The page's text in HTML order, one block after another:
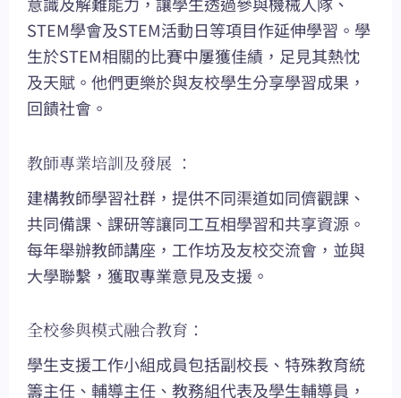
STEM學會及STEM活動日等項目作延伸學習。學
生於STEM相關的比賽中屢獲佳績，足見其熱忱
及天賦。他們更樂於與友校學生分享學習成果，
回饋社會。
教師專業培訓及發展 ：
建構教師學習社群，提供不同渠道如同儕觀課、
共同備課、課研等讓同工互相學習和共享資源。
每年舉辦教師講座，工作坊及友校交流會，並與
大學聯繫，獲取專業意見及支援。
全校參與模式融合教育：
學生支援工作小組成員包括副校長、特殊教育統
籌主任、輔導主任、教務組代表及學生輔導員，